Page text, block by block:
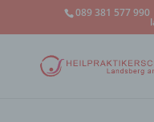
089 381 577 990